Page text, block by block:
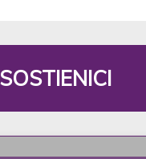
SOSTIENICI